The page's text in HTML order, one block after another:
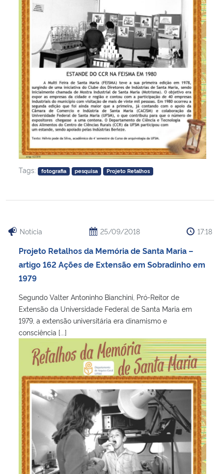
Tags: fotografia pesquisa Projeto Retalhos
Notícia 25/09/2018 17:18
Projeto Retalhos da Memória de Santa Maria –
artigo 162 Ações de Extensão em Sobradinho em
1979
Segundo Valter Antoninho Bianchini, Pró-Reitor de
Extensão da Universidade Federal de Santa Maria em
1979, a extensão universitária era dinamismo e
consciência [...]